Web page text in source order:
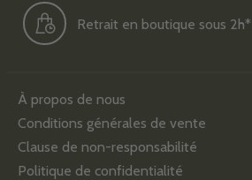
Retrait en boutique sous 2h*
À propos de nous
Conditions générales de vente
Clause de non-responsabilité
Politique de confidentialité